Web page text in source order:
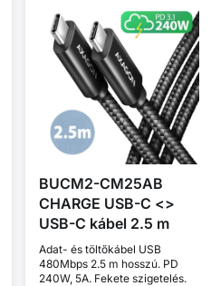
BUCM2-CM25AB
CHARGE USB-C <>
USB-C kábel 2.5 m
Adat- és töltőkábel USB
480Mbps 2.5 m hosszú. PD
240W, 5A. Fekete szigetelés.